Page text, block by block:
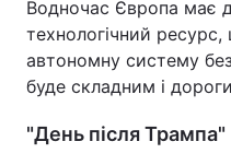
Водночас Європа має
технологічний
автономну систему
буде складним і
"День після Трампа"